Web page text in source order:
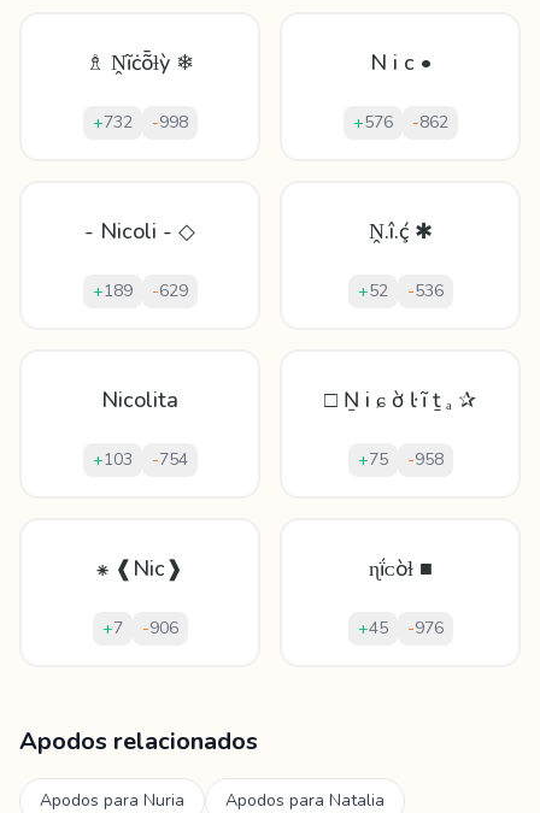
♗ Ṋĩċȭƚỳ ❄
+732 -998
N i c •
+576 -862
- Nicoli - ◇
+189 -629
Ṋ.î.ḉ ✱
+52 -536
Nicolita
+103 -754
□ Ṉ і ɕ ờ ŀ ĩ ṯ ₐ ✰
+75 -958
⁕ ❰Nic❱
+7 -906
ɳḯᴄòɫ ■
+45 -976
Apodos relacionados
Apodos para Nuria Apodos para Natalia